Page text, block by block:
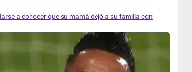
a conocer que su mamá dejó a su familia con